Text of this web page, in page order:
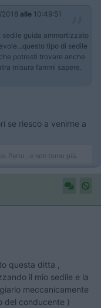
2018alle 10:49:51
guida ammortizzato
tipo di sedile
potresti trovare anche
misura fammi sapere.
se riesco a venirne a
Parto ..e non torno più.
questa ditta ,
il mio sedile e la
meccanicamente
del conducente )